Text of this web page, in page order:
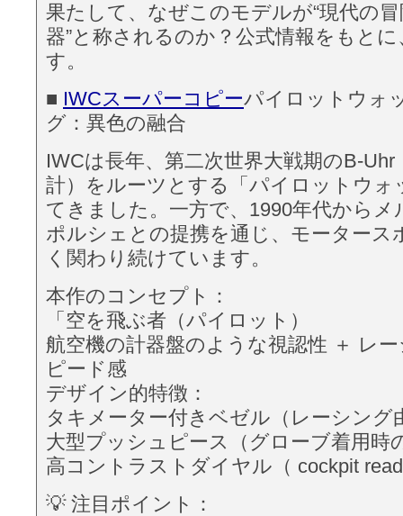
果たして、なぜこのモデルが“現代の
器”と称されるのか？公式情報をもと
す。
■ IWCスーパーコピーパイロットウォ
グ：異色の融合
IWCは長年、第二次世界大戦期のB-Uhr
計）をルーツとする「パイロットウォ
てきました。一方で、1990年代からメ
ポルシェとの提携を通じ、モータース
く関わり続けています。
本作のコンセプト：
「空を飛ぶ者（パイロット）
航空機の計器盤のような視認性 ＋ レ
ピード感
デザイン的特徴：
タキメーター付きベゼル（レーシング
大型プッシュピース（グローブ着用時
高コントラストダイヤル（ cockpit
💡 注目ポイント：